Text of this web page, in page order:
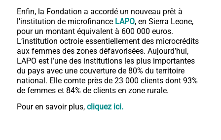
Enfin, la Fondation a accordé un nouveau prêt à
l’institution de microfinance LAPO, en Sierra Leone,
pour un montant équivalent à 600 000 euros.
L’institution octroie essentiellement des microcrédits
aux femmes des zones défavorisées. Aujourd’hui,
LAPO est l’une des institutions les plus importantes
du pays avec une couverture de 80% du territoire
national. Elle comte près de 23 000 clients dont 93%
de femmes et 84% de clients en zone rurale.
Pour en savoir plus, cliquez ici.